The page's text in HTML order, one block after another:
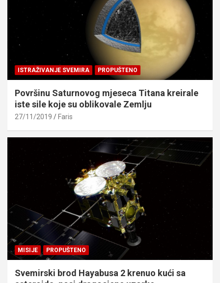
ISTRAŽIVANJE SVEMIRA PROPUŠTENO
Površinu Saturnovog mjeseca Titana kreirale
iste sile koje su oblikovale Zemlju
27/11/2019 Faris
MISIJE PROPUŠTENO
Svemirski brod Hayabusa 2 krenuo kući sa